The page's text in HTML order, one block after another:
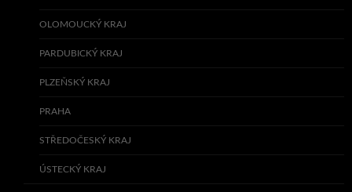
OLOMOUCKÝ KRAJ
PARDUBICKÝ KRAJ
PLZEŇSKÝ KRAJ
PRAHA
STŘEDOČESKÝ KRAJ
ÚSTECKÝ KRAJ